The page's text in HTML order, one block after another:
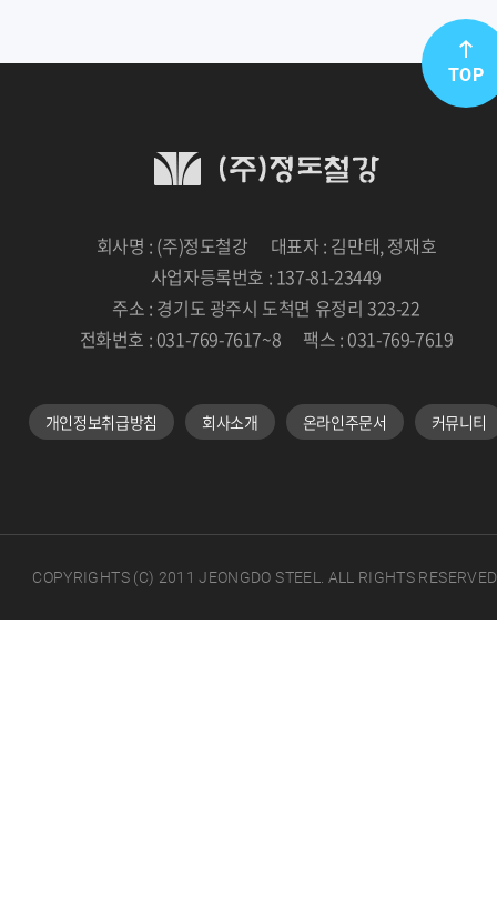
TOP
회사명 : (주)정도철강
대표자 : 김만태, 정재호
사업자등록번호 : 137-81-23449
주소 : 경기도 광주시 도척면 유정리 323-22
전화번호 : 031-769-7617~8
팩스 : 031-769-7619
개인정보취급방침 회사소개 온라인주문서 커뮤니티
COPYRIGHTS (C) 2011 JEONGDO STEEL. ALL RIGHTS